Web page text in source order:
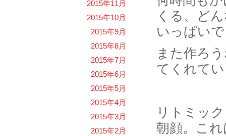
2015年11月
2015年10月
2015年9月
2015年8月
2015年7月
2015年6月
2015年5月
2015年4月
2015年3月
2015年2月
くる、ど
いっぱい
また作ろ
てくれて
リトミッ
朝顔。こ